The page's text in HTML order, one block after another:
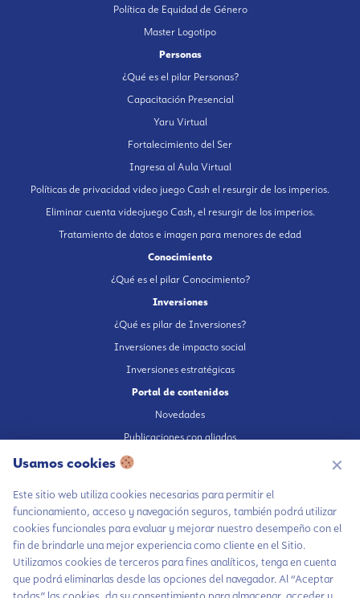
Política de Equidad de Género
Master Logotipo
Personas
¿Qué es el pilar Personas?
Capacitación Presencial
Yaru Virtual
Fortalecimiento del Ser
Ingresa al Aula Virtual
Políticas de privacidad video juego Cash el resurgir de los imperios.
Eliminar cuenta videojuego Cash, el resurgir de los imperios.
Tratamiento de datos e imagen para menores de edad
Conocimiento
¿Qué es el pilar Conocimiento?
Inversiones
¿Qué es pilar de Inversiones?
Inversiones de impacto social
Inversiones estratégicas
Portal de contenidos
Novedades
Publicaciones con aliados
Fundación en medios
Escúchanos en Spotify
Autorización de tratamiento de datos
Usamos cookies ✕
Este sitio web utiliza cookies necesarias para permitir el
funcionamiento, acceso y navegación seguros, también podrá utilizar
cookies funcionales para evaluar y mejorar nuestro desempeño con el
fin de brindarle una mejor experiencia como cliente en el Sitio.
Utilizamos cookies de terceros para fines analíticos, tenga en cuenta
que podrá eliminarlas desde las opciones del navegador. Al “Aceptar